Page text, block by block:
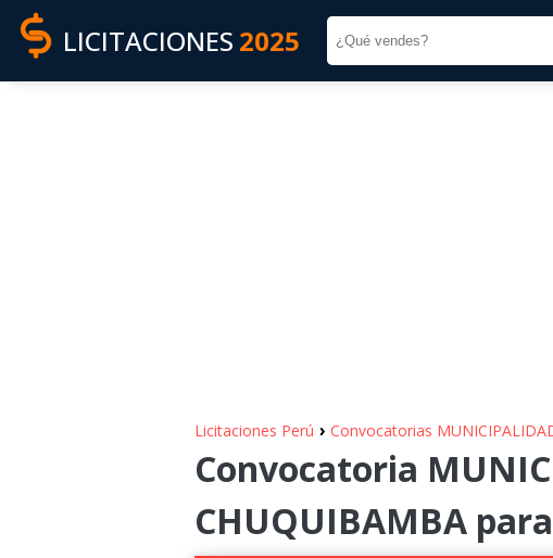
LICITACIONES 2025
Licitaciones Perú › Convocatorias
Convocatoria
CHUQUIBAMBA